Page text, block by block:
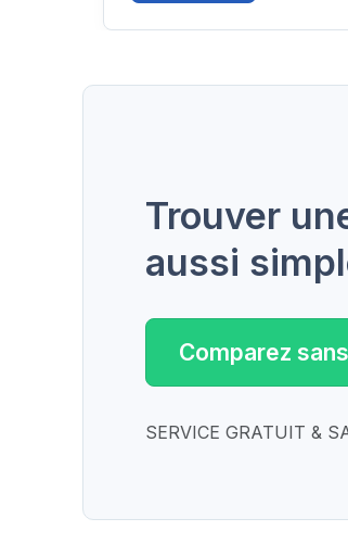
Trouver
aussi
Comparez
SERVICE GRATUIT &